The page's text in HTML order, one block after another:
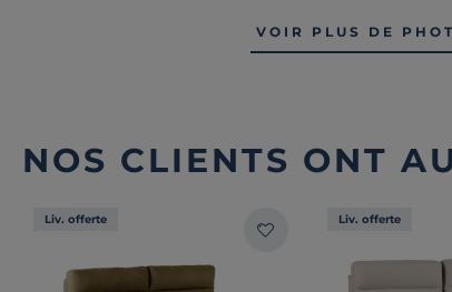
VOIR PLUS DE
NOS CLIENTS ONT
Liv. offerte Liv. offerte